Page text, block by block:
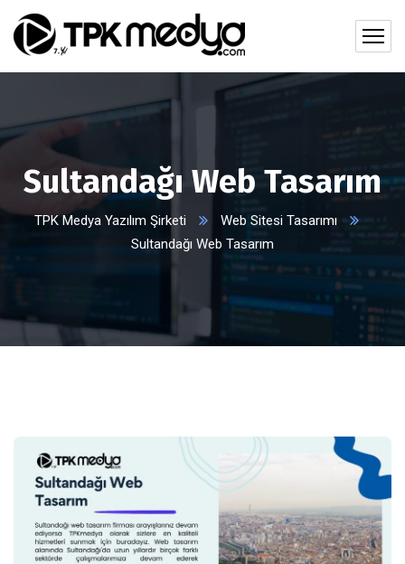
Sultandağı Web Tasarım
TPK Medya Yazılım Şirketi
Web Sitesi Tasarımı
Sultandağı Web Tasarım